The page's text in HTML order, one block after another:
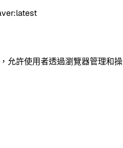
允許使用者透過瀏覽器管理和操